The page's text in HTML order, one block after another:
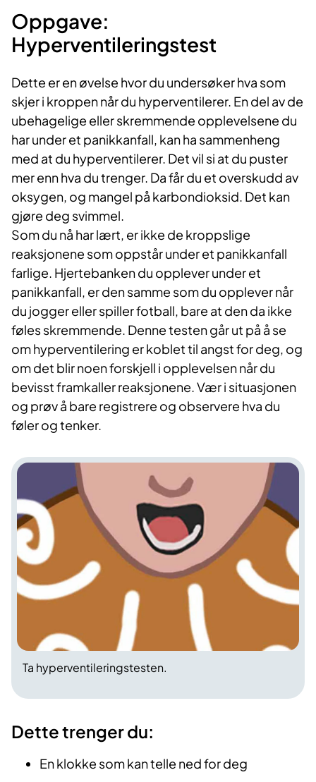
Oppgave:
Hyperventileringstest
Dette er en øvelse hvor du undersøker hva som
skjer i kroppen når du hyperventile­rer. En del av de
ubehagelige eller skrem­mende opplevelsene du
har under et pa­nikkanfall, kan ha sammenheng
med at du hyperventilerer. Det vil si at du puster
mer enn hva du trenger. Da får du et over­skudd av
oksygen, og mangel på karbon­dioksid. Det kan
gjøre deg svimmel.
Som du nå har lært, er ikke de kroppslige
reaksjonene som oppstår under et panikk­anfall
farlige. Hjertebanken du opplever under et
panikkanfall, er den samme som du opplever når
du jogger eller spiller fot­ball, bare at den da ikke
føles skremmen­de. Denne testen går ut på å se
om hyperven­tilering er koblet til angst for deg, og
om det blir noen forskjell i opplevelsen når du
bevisst framkaller reaksjonene. Vær i situ­asjonen
og prøv å bare registrere og ob­servere hva du
føler og tenker.
Ta hyperventileringstesten.
Dette trenger du:
En klokke som kan telle ned for deg